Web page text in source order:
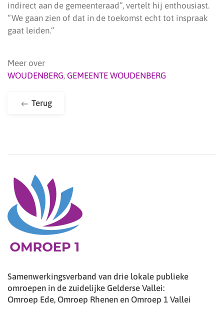
indirect aan de gemeenteraad”, vertelt hij enthousiast.
“We gaan zien of dat in de toekomst echt tot inspraak
gaat leiden.”
Meer over
WOUDENBERG, GEMEENTE WOUDENBERG
Terug
Samenwerkingsverband van drie lokale publieke
omroepen in de zuidelijke Gelderse Vallei:
Omroep Ede, Omroep Rhenen en Omroep 1 Vallei